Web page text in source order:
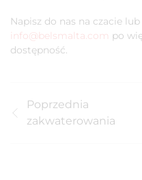
Napisz do nas na czacie
info@belsmalta.com po
dostępność.
Poprzednia
zakwaterowania